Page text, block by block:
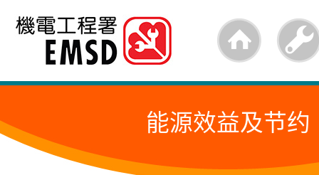
跳
内
的
能源效益及节约